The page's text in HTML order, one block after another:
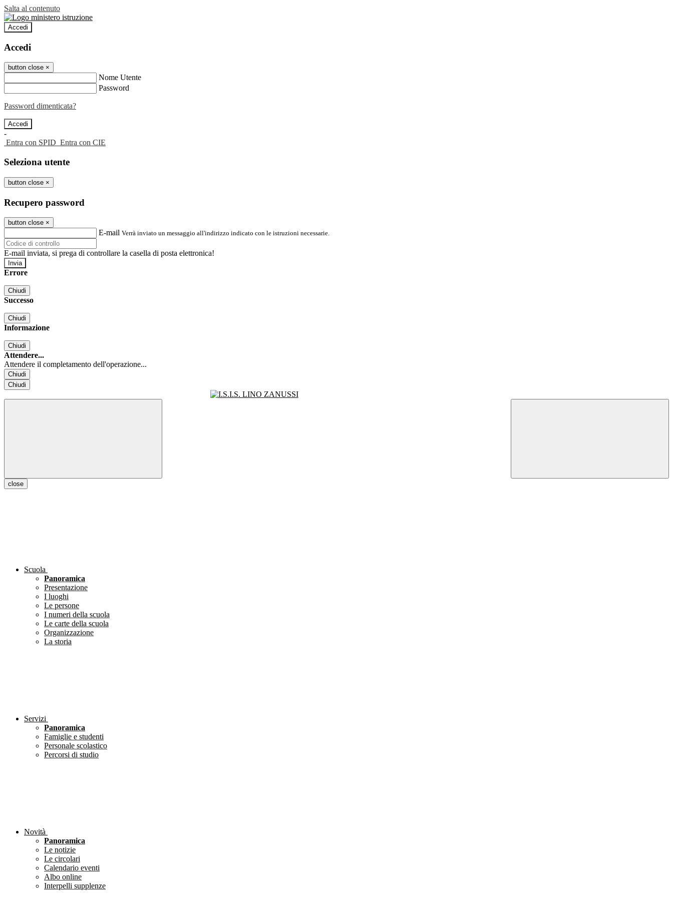
Salta al contenuto
Accedi
Accedi
button close ×
Nome Utente
Password
Password dimenticata?
-
Entra con SPID Entra con CIE
Seleziona utente
button close ×
Recupero password
button close ×
E-mail Verrà inviato un messaggio all'indirizzo indicato con le istruzioni necessarie.
E-mail inviata, si prega di controllare la casella di posta elettronica!
Errore
Chiudi
Successo
Chiudi
Informazione
Chiudi
Attendere...
Attendere il completamento dell'operazione...
Chiudi
Chiudi
close
Scuola
Panoramica
Presentazione
I luoghi
Le persone
I numeri della scuola
Le carte della scuola
Organizzazione
La storia
Servizi
Panoramica
Famiglie e studenti
Personale scolastico
Percorsi di studio
Novità
Panoramica
Le notizie
Le circolari
Calendario eventi
Albo online
Interpelli supplenze